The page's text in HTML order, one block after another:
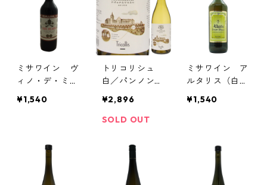
ミサワイン ヴ
ィノ・デ・ミサ
DE MISA
¥1,540
トリコリシュ
白／パンノンハ
ンガリー）
¥2,896
SOLD OUT
ミサワイン ア
ルタリス（白）
e ALTARIS
¥1,540